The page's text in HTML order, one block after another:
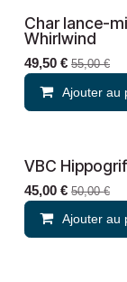
Nouveau !
Char lance-
Whirlwind
49,50 € 55,00€
Ajouter au
Nouveau !
VBC
45,00 € 50,00€
Ajouter au